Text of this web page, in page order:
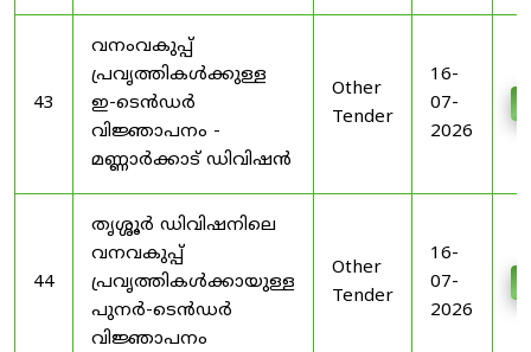
43
വനംവകുപ്പ്
പ്രവൃത്തികൾക്കുള്ള
ഇ-ടെൻഡർ
വിജ്ഞാപനം -
മണ്ണാർക്കാട് ഡിവിഷൻ
Other
Tender
16-
07-
2026
44
തൃശ്ശൂർ ഡിവിഷനിലെ
വനവകുപ്പ്
പ്രവൃത്തികൾക്കായുള്ള
പുനർ-ടെൻഡർ
വിജ്ഞാപനം
Other
Tender
16-
07-
2026